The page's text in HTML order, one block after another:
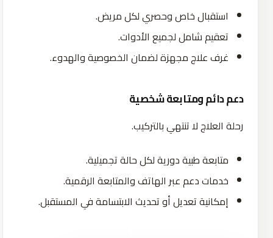
استقبال خاص وحصري لكل مريض.
تعقيم شامل لجميع الأدوات.
غرف علاج مجهزة لضمان الخصوصية والهدوء.
دعم دائم ومتابعة شخصية
رحلة العلاج لا تنتهي بالتركيب.
متابعة طبية دورية لكل حالة تجميلية.
خدمات دعم عبر الهاتف والمتابعة الرقمية.
إمكانية تعديل أو تحديث الابتسامة في المستقبل.